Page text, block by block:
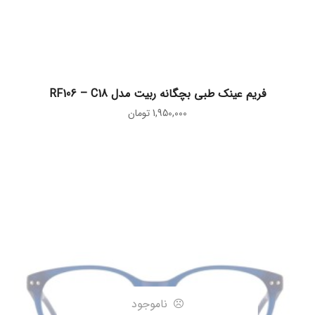
اطلاعات بیشتر
فریم عینک طبی بچگانه ربیت مدل RF106 – C18
1,950,000تومان
ناموجود